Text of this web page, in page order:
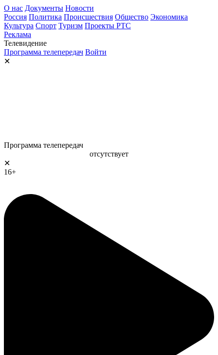
О нас Документы Новости
Россия Политика Происшествия Общество Экономика
Культура Спорт Туризм Проекты РТС
Реклама
Телевидение
Программа телепередач Войти
✕
Программа телепередач
отсутствует
✕
16+